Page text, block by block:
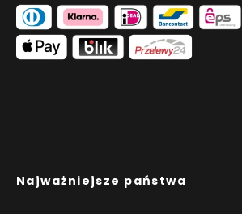
Najważniejsze państwa